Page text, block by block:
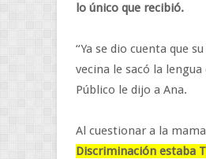
lo único que recibió.
“Ya se dio cuenta que
vecina le sacó la
Público le dijo a Ana.
Al cuestionar a la
Discriminación estaba